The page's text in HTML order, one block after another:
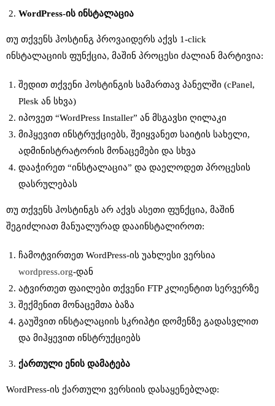
WordPress-ის ინსტალაცია
თუ თქვენს ჰოსტინგ პროვაიდერს აქვს 1-click
ინსტალაციის ფუნქცია, მაშინ პროცესი ძალიან მარტივია:
შედით თქვენი ჰოსტინგის სამართავ პანელში (cPanel,
Plesk ან სხვა)
იპოვეთ “WordPress Installer” ან მსგავსი ღილაკი
მიჰყევით ინსტრუქციებს, შეიყვანეთ საიტის სახელი,
ადმინისტრატორის მონაცემები და სხვა
დააჭირეთ “ინსტალაცია” და დაელოდეთ პროცესის
დასრულებას
თუ თქვენს ჰოსტინგს არ აქვს ასეთი ფუნქცია, მაშინ
შეგიძლიათ მანუალურად დააინსტალიროთ:
ჩამოტვირთეთ WordPress-ის უახლესი ვერსია
wordpress.org-დან
ატვირთეთ ფაილები თქვენი FTP კლიენტით სერვერზე
შექმენით მონაცემთა ბაზა
გაუშვით ინსტალაციის სკრიპტი დომენზე გადასვლით
და მიჰყევით ინსტრუქციებს
ქართული ენის დამატება
WordPress-ის ქართული ვერსიის დასაყენებლად: